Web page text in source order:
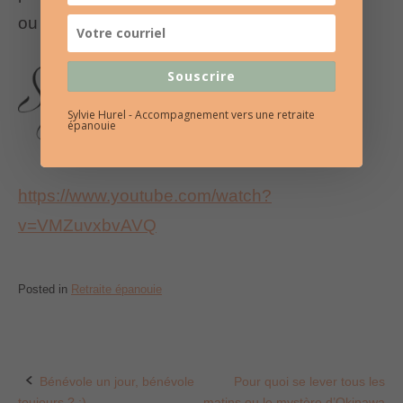
ou 06 86 69 53 36.
https://www.youtube.com/watch?
v=VMZuvxbvAVQ
Posted in Retraite épanouie
Post
Bénévole un jour, bénévole
Pour quoi se lever tous les
Souscrire
Sylvie Hurel - Accompagnement vers une retraite
épanouie